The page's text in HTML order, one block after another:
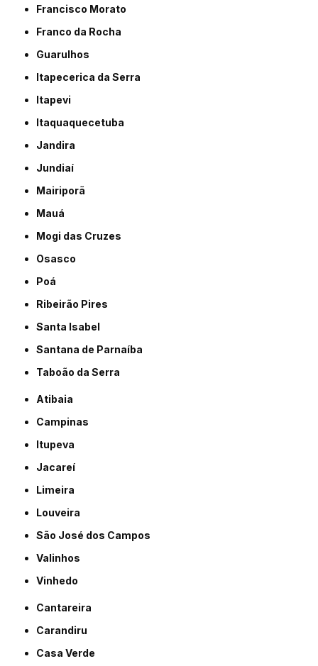
Francisco Morato
Franco da Rocha
Guarulhos
Itapecerica da Serra
Itapevi
Itaquaquecetuba
Jandira
Jundiaí
Mairiporã
Mauá
Mogi das Cruzes
Osasco
Poá
Ribeirão Pires
Santa Isabel
Santana de Parnaíba
Taboão da Serra
Atibaia
Campinas
Itupeva
Jacareí
Limeira
Louveira
São José dos Campos
Valinhos
Vinhedo
Cantareira
Carandiru
Casa Verde